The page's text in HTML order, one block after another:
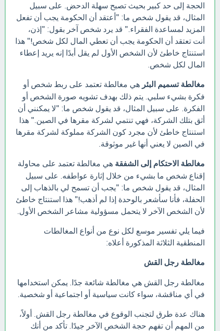
الحجة إلى حد كبير بحيث تصبح سهلة الدحض. على سبيل
المثال، قد يقول شخص ما: "أعتقد أن الحكومة يجب أن تفعل
المزيد لمساعدة الفقراء." قد يرد شخص آخر بقول: "إذن،
أنت تعتقد أن الحكومة يجب أن تعطي المال لكل شخص!" هذا
استنتاج خاطئ لأن الشخص الأول لم يقل أبدًا إنه يريد إعطاء
المال لكل شخص.
مغالطة تسميم البئر هي مغالطة تعتمد على ربط شخص أو
فكرة بشيء سلبي. يتم ذلك بهدف تشويه صورة الشخص أو
الفكرة. على سبيل المثال، قد يقول شخص ما: "لا يمكنني أن
أثق بتلك الشركة، فهي تنتمي لشركة مقرها في الصين." هذا
استنتاج خاطئ لأن مجرد كون الشركة مملوكة لشركة مقرها
في الصين لا يعني أنها غير موثوقة.
مغالطة الاحتكام إلى الشفقة هي مغالطة تعتمد على محاولة
إقناع شخص ما بشيء من خلال إثارة عواطفه. على سبيل
المثال، قد يقول شخص ما: "يجب أن تسمح لي بالذهاب إلى
الحفلة، فأنا سأشعر بالوحدة إذا لم أذهب!" هذا استنتاج خاطئ
لأن الشخص الآخر لا يتحمل مسؤولية مشاعر الشخص الأول.
فيما يلي تفسير موسع لكل نوع من أنواع المغالطات
المنطقية الثلاثة المذكورة أعلاه:
مغالطة رجل القش
مغالطة رجل القش هي مغالطة شائعة جدًا. يمكن استخدامها
في أي مناقشة، سواء كانت سياسية أو اجتماعية أو شخصية.
هناك عدة طرق لتجنب الوقوع في مغالطة رجل القش. أولاً،
من المهم أن تفهم حجة الشخص الآخر جيدًا. تأكد من أنك